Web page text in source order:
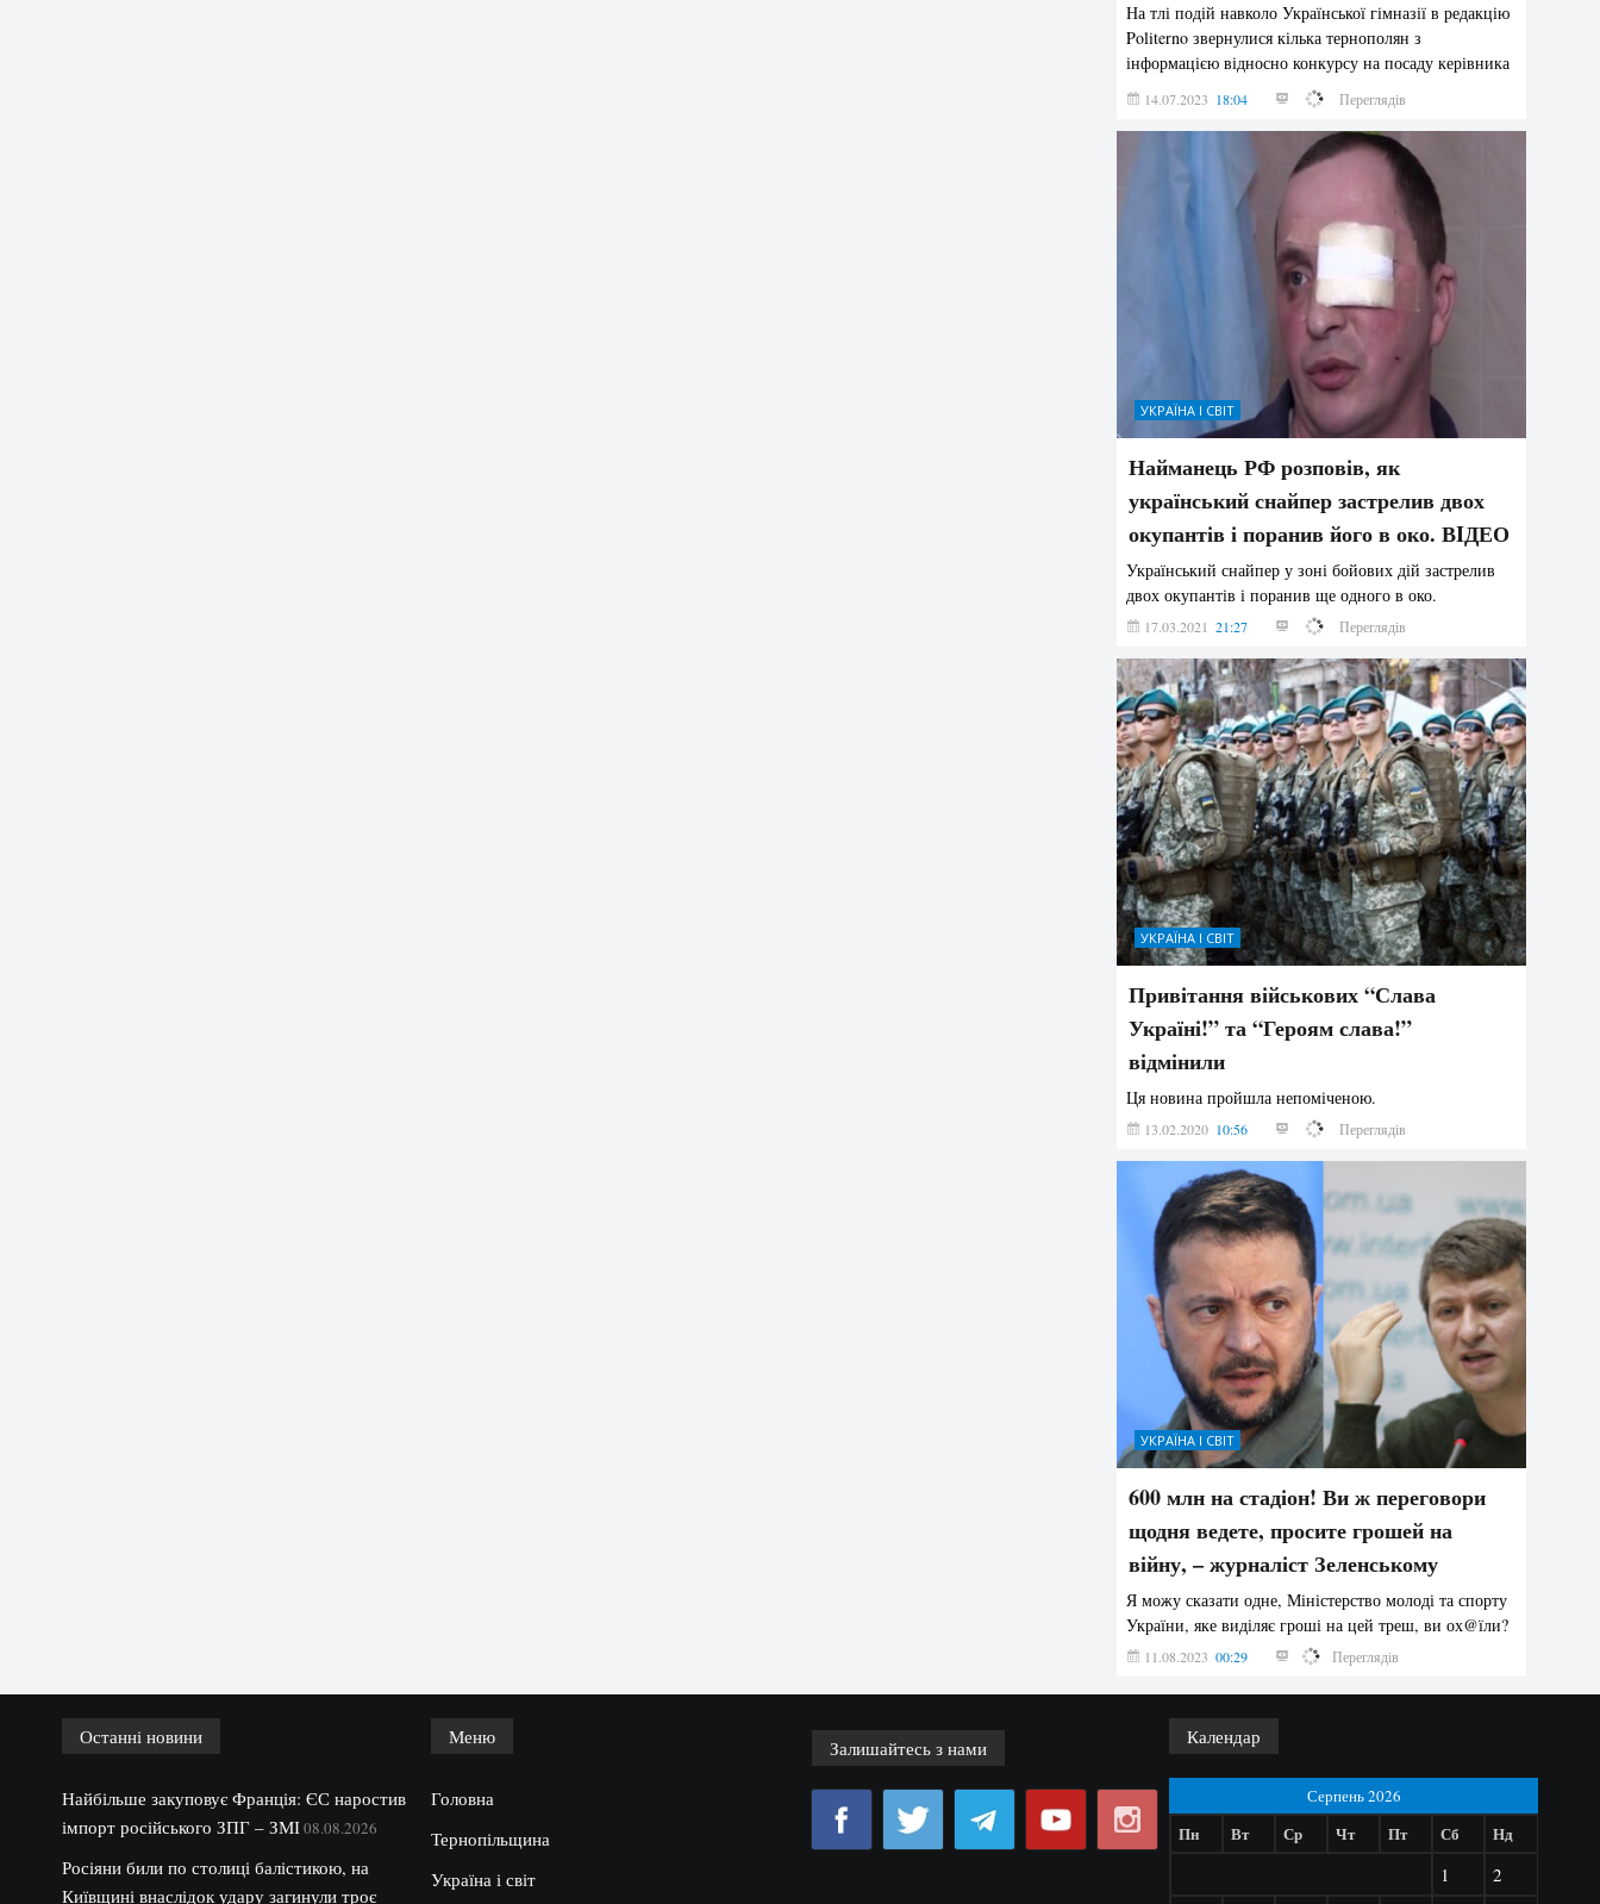
На тлі подій навколо Української гімназії в редакцію
Politerno звернулися кілька тернополян з
інформацією відносно конкурсу на посаду керівника
цього закладу.
14.07.2023 18:04 132355 Переглядів
УКРАЇНА І СВІТ
Найманець РФ розповів, як
український снайпер застрелив двох
окупантів і поранив його в око. ВIДЕО
Український снайпер у зоні бойових дій застрелив
двох окупантів і поранив ще одного в око.
17.03.2021 21:27 110753 Переглядів
УКРАЇНА І СВІТ
Привітання військових “Слава
Україні!” та “Героям слава!”
відмінили
Ця новина пройшла непоміченою.
13.02.2020 10:56 105062 Переглядів
УКРАЇНА І СВІТ
600 млн на стадіон! Ви ж переговори
щодня ведете, просите грошей на
війну, – журналіст Зеленському
Я можу сказати одне, Міністерство молоді та спорту
України, яке виділяє гроші на цей треш, ви ох@їли?
11.08.2023 00:29 94432 Переглядів
Останні новини
Найбільше закуповує Франція: ЄС наростив
імпорт російського ЗПГ – ЗМІ08.08.2026
Росіяни били по столиці балістикою, на
Київщині внаслідок удару загинули троє
Меню
Головна
Тернопільщина
Україна і світ
Залишайтесь з нами Календар
Серпень 2026
Пн Вт Ср Чт Пт Сб Нд
1 2